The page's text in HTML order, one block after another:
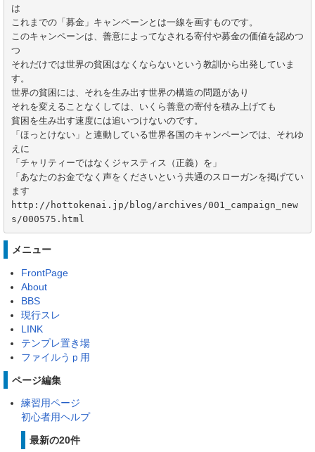
は
これまでの「募金」キャンペーンとは一線を画すものです。
このキャンペーンは、善意によってなされる寄付や募金の価値を認めつ
つ
それだけでは世界の貧困はなくならないという教訓から出発していま
す。
世界の貧困には、それを生み出す世界の構造の問題があり
それを変えることなくしては、いくら善意の寄付を積み上げても
貧困を生み出す速度には追いつけないのです。
「ほっとけない」と連動している世界各国のキャンペーンでは、それゆ
えに
「チャリティーではなくジャスティス（正義）を」
「あなたのお金でなく声をくださいという共通のスローガンを掲げてい
ます
http://hottokenai.jp/blog/archives/001_campaign_new
s/000575.html
メニュー
FrontPage
About
BBS
現行スレ
LINK
テンプレ置き場
ファイルうｐ用
ページ編集
練習用ページ
初心者用ヘルプ
最新の20件